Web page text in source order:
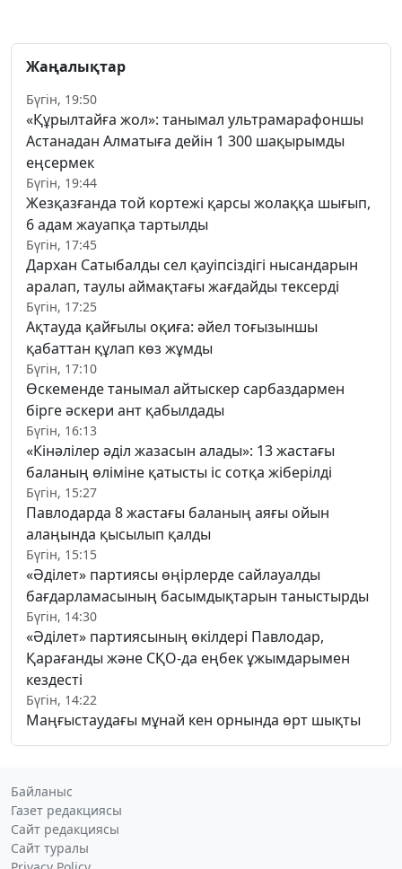
Жаңалықтар
Бүгін, 19:50
«Құрылтайға жол»: танымал ультрамарафоншы
Астанадан Алматыға дейін 1 300 шақырымды
еңсермек
Бүгін, 19:44
Жезқазғанда той кортежі қарсы жолаққа шығып,
6 адам жауапқа тартылды
Бүгін, 17:45
Дархан Сатыбалды сел қауіпсіздігі нысандарын
аралап, таулы аймақтағы жағдайды тексерді
Бүгін, 17:25
Ақтауда қайғылы оқиға: әйел тоғызыншы
қабаттан құлап көз жұмды
Бүгін, 17:10
Өскеменде танымал айтыскер сарбаздармен
бірге әскери ант қабылдады
Бүгін, 16:13
«Кінәлілер әділ жазасын алады»: 13 жастағы
баланың өліміне қатысты іс сотқа жіберілді
Бүгін, 15:27
Павлодарда 8 жастағы баланың аяғы ойын
алаңында қысылып қалды
Бүгін, 15:15
«Әділет» партиясы өңірлерде сайлауалды
бағдарламасының басымдықтарын таныстырды
Бүгін, 14:30
«Әділет» партиясының өкілдері Павлодар,
Қарағанды және СҚО-да еңбек ұжымдарымен
кездесті
Бүгін, 14:22
Маңғыстаудағы мұнай кен орнында өрт шықты
Байланыс
Газет редакциясы
Сайт редакциясы
Сайт туралы